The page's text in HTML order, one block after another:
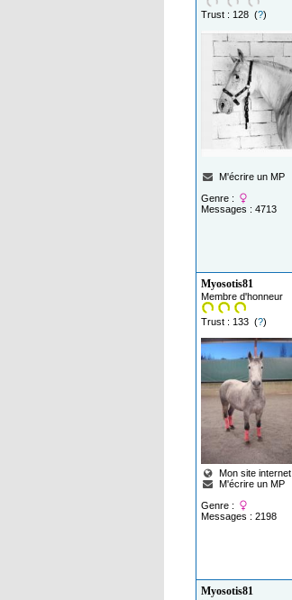
Trust : 128 (?)
M'écrire un MP
Genre :
Messages : 4713
Myosotis81
Membre d'honneur
Trust : 133 (?)
Mon site internet
M'écrire un MP
Genre :
Messages : 2198
Myosotis81